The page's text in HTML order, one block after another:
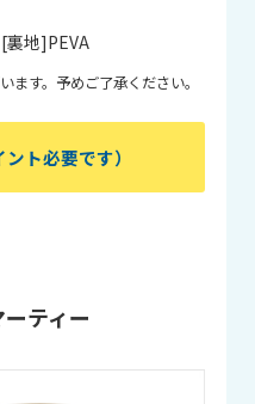
地]PEVA
す。予めご了承ください。
ント必要です）
ティー